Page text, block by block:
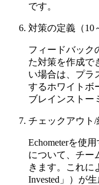
です。
対策の定義（10
フィードバック
た対策を作成で
い場合は、プラ
するホワイトボ
ブレインストー
チェックアウト/
Echometerを使
について、チー
きます。これに
Invested」）が